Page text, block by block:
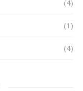
(4)
(1)
(4)